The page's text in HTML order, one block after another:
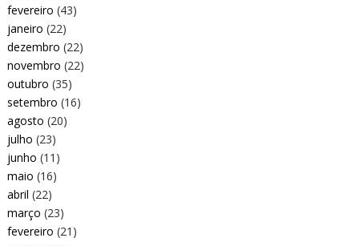
fevereiro (43)
janeiro (22)
dezembro (22)
novembro (22)
outubro (35)
setembro (16)
agosto (20)
julho (23)
junho (11)
maio (16)
abril (22)
março (23)
fevereiro (21)